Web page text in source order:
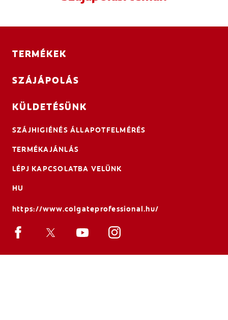
TERMÉKEK
SZÁJÁPOLÁS
KÜLDETÉSÜNK
SZÁJHIGIÉNÉS ÁLLAPOTFELMÉRÉS
TERMÉKAJÁNLÁS
LÉPJ KAPCSOLATBA VELÜNK
HU
https://www.colgateprofessional.hu/